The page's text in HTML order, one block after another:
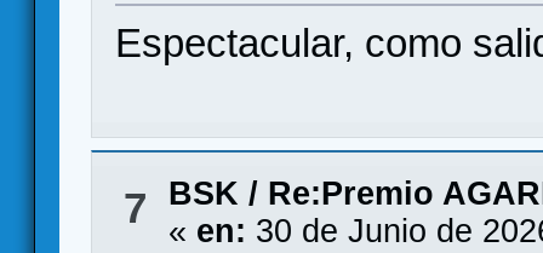
Espectacular, como
7 BSK / Re:Premio
« en: 30 de Junio de